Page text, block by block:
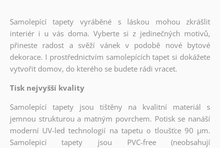
Samolepící tapety vyráběné s láskou mohou zkrášlit
interiér i u vás doma. Vyberte si z jedinečných motivů,
přineste radost a svěží vánek v podobě nové bytové
dekorace. I prostřednictvím samolepících tapet si dokážete
vytvořit domov, do kterého se budete rádi vracet.
Tisk nejvyšší kvality
Samolepící tapety jsou tištěny na kvalitní materiál s
jemnou strukturou a matným povrchem. Potisk se nanáší
moderní UV-led technologií na tapetu o tloušťce 90 µm.
Samolepicí tapety jsou PVC-free (neobsahují